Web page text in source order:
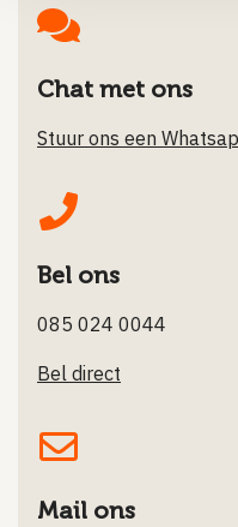
Chat met ons
Stuur ons een
Bel ons
085 024 0044
Bel direct
Mail ons